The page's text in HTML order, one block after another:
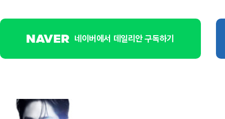
네이버에서 데일리안 구독하기